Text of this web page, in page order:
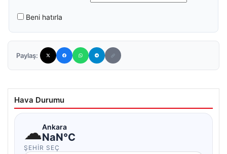
Beni hatırla
Paylaş:
Hava Durumu
☁Ankara
NaN°C
ŞEHIR SEÇ